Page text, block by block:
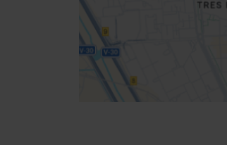
Cómo llegar